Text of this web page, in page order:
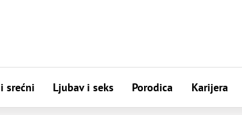
srećni Ljubav i seks Porodica Karijera